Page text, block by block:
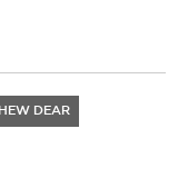
DEAR